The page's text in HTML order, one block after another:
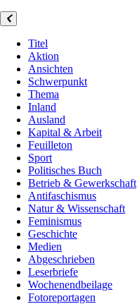
Titel
Aktion
Ansichten
Schwerpunkt
Thema
Inland
Ausland
Kapital & Arbeit
Feuilleton
Sport
Politisches Buch
Betrieb & Gewerkschaft
Antifaschismus
Natur & Wissenschaft
Feminismus
Geschichte
Medien
Abgeschrieben
Leserbriefe
Wochenendbeilage
Fotoreportagen